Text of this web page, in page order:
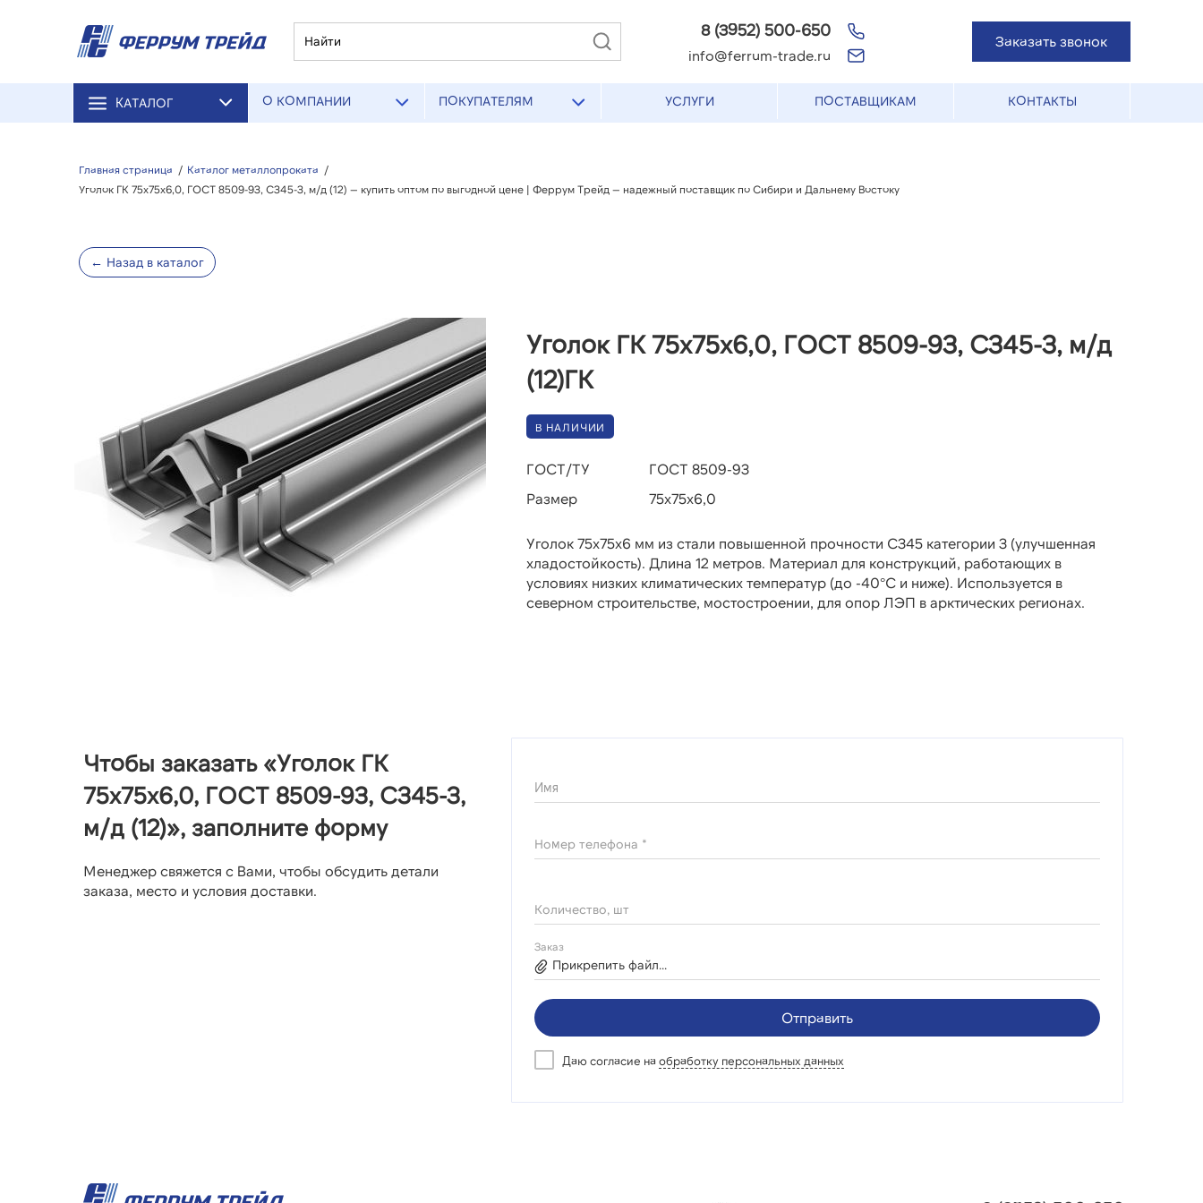
8 (3952) 500-650
info@ferrum-trade.ru
Заказать звонок
КАТАЛОГ О КОМПАНИИ ПОКУПАТЕЛЯМ УСЛУГИ ПОСТАВЩИКАМ КОНТАКТЫ
Главная страница / Каталог металлопроката /
Уголок ГК 75х75х6,0, ГОСТ 8509-93, С345-3, м/д (12) — купить оптом по выгодной цене | Феррум Трейд — надежный поставщик по Сибири и Дальнему Востоку
← Назад в каталог
Уголок ГК 75х75х6,0, ГОСТ 8509-93, С345-3, м/д
(12)ГК
В НАЛИЧИИ
ГОСТ/ТУ
ГОСТ 8509-93
Размер
75х75х6,0
Уголок 75х75х6 мм из стали повышенной прочности С345 категории 3 (улучшенная
хладостойкость). Длина 12 метров. Материал для конструкций, работающих в
условиях низких климатических температур (до -40°C и ниже). Используется в
северном строительстве, мостостроении, для опор ЛЭП в арктических регионах.
Чтобы заказать «Уголок ГК
75х75х6,0, ГОСТ 8509-93, С345-3,
м/д (12)», заполните форму
Менеджер свяжется с Вами, чтобы обсудить детали
заказа, место и условия доставки.
Имя
Номер телефона *
Количество, шт
Заказ
Прикрепить файл...
Отправить
Даю согласие на обработку персональных данных